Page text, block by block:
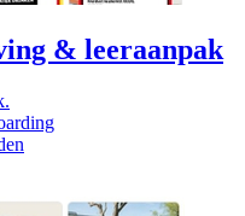
& leeraanpak